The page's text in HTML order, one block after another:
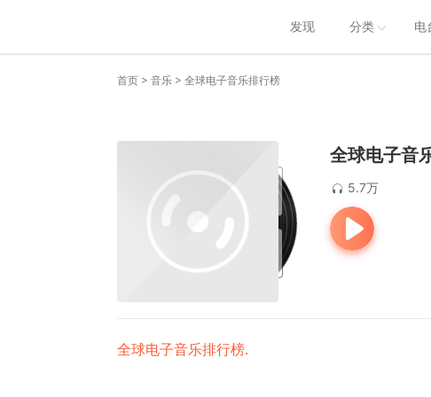
发现 分类 电
首页 > 音乐 > 全球电子音乐排行榜
全球电子音
5.7万
全球电子音乐排行榜.